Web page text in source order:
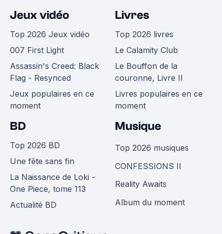
Jeux vidéo
Top 2026 Jeux vidéo
007 First Light
Assassin's Creed: Black
Flag - Resynced
Jeux populaires en ce
moment
Livres
Top 2026 livres
Le Calamity Club
Le Bouffon de la
couronne, Livre II
Livres populaires en ce
moment
BD
Top 2026 BD
Une fête sans fin
La Naissance de Loki -
One Piece, tome 113
Actualité BD
Musique
Top 2026 musiques
CONFESSIONS II
Reality Awaits
Album du moment